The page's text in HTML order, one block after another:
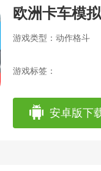
欧洲卡车模
游戏类型：动作格斗
游戏标签：
安卓版下